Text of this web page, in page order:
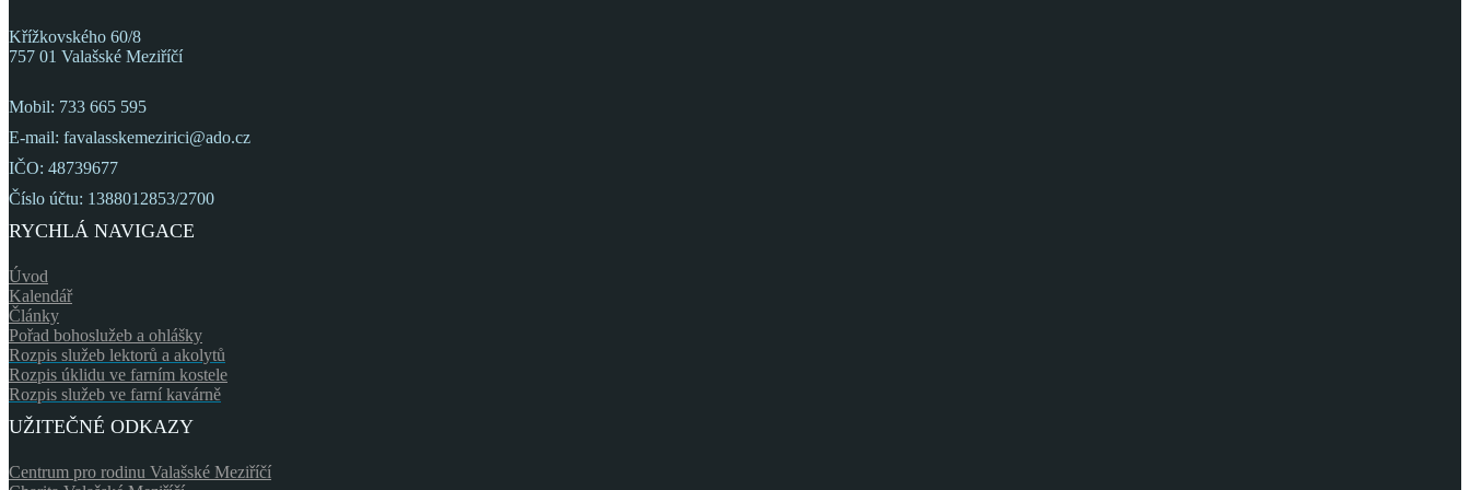
Křížkovského 60/8
757 01 Valašské Meziříčí
Mobil: 733 665 595
E-mail: favalasskemezirici@ado.cz
IČO: 48739677
Číslo účtu: 1388012853/2700
RYCHLÁ NAVIGACE
Úvod
Kalendář
Články
Pořad bohoslužeb a ohlášky
Rozpis služeb lektorů a akolytů
Rozpis úklidu ve farním kostele
Rozpis služeb ve farní kavárně
UŽITEČNÉ ODKAZY
Centrum pro rodinu Valašské Meziříčí